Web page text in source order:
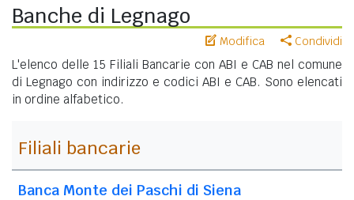
Banche di Legnago
Modifica Condividi
L'elenco delle 15 Filiali Bancarie con ABI e CAB nel comune
di Legnago con indirizzo e codici ABI e CAB. Sono elencati
in ordine alfabetico.
Filiali bancarie
Banca Monte dei Paschi di Siena